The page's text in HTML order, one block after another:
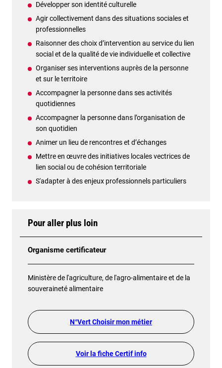
Développer son identité culturelle
Agir collectivement dans des situations sociales et
professionnelles
Raisonner des choix d’intervention au service du lien
social et de la qualité de vie individuelle et collective
Organiser ses interventions auprès de la personne
et sur le territoire
Accompagner la personne dans ses activités
quotidiennes
Accompagner la personne dans l’organisation de
son quotidien
Animer un lieu de rencontres et d’échanges
Mettre en œuvre des initiatives locales vectrices de
lien social ou de cohésion territoriale
S'adapter à des enjeux professionnels particuliers
Pour aller plus loin
Organisme certificateur
Ministère de l'agriculture, de l'agro-alimentaire et de la
souveraineté alimentaire
N°Vert Choisir mon métier
Voir la fiche Certif info